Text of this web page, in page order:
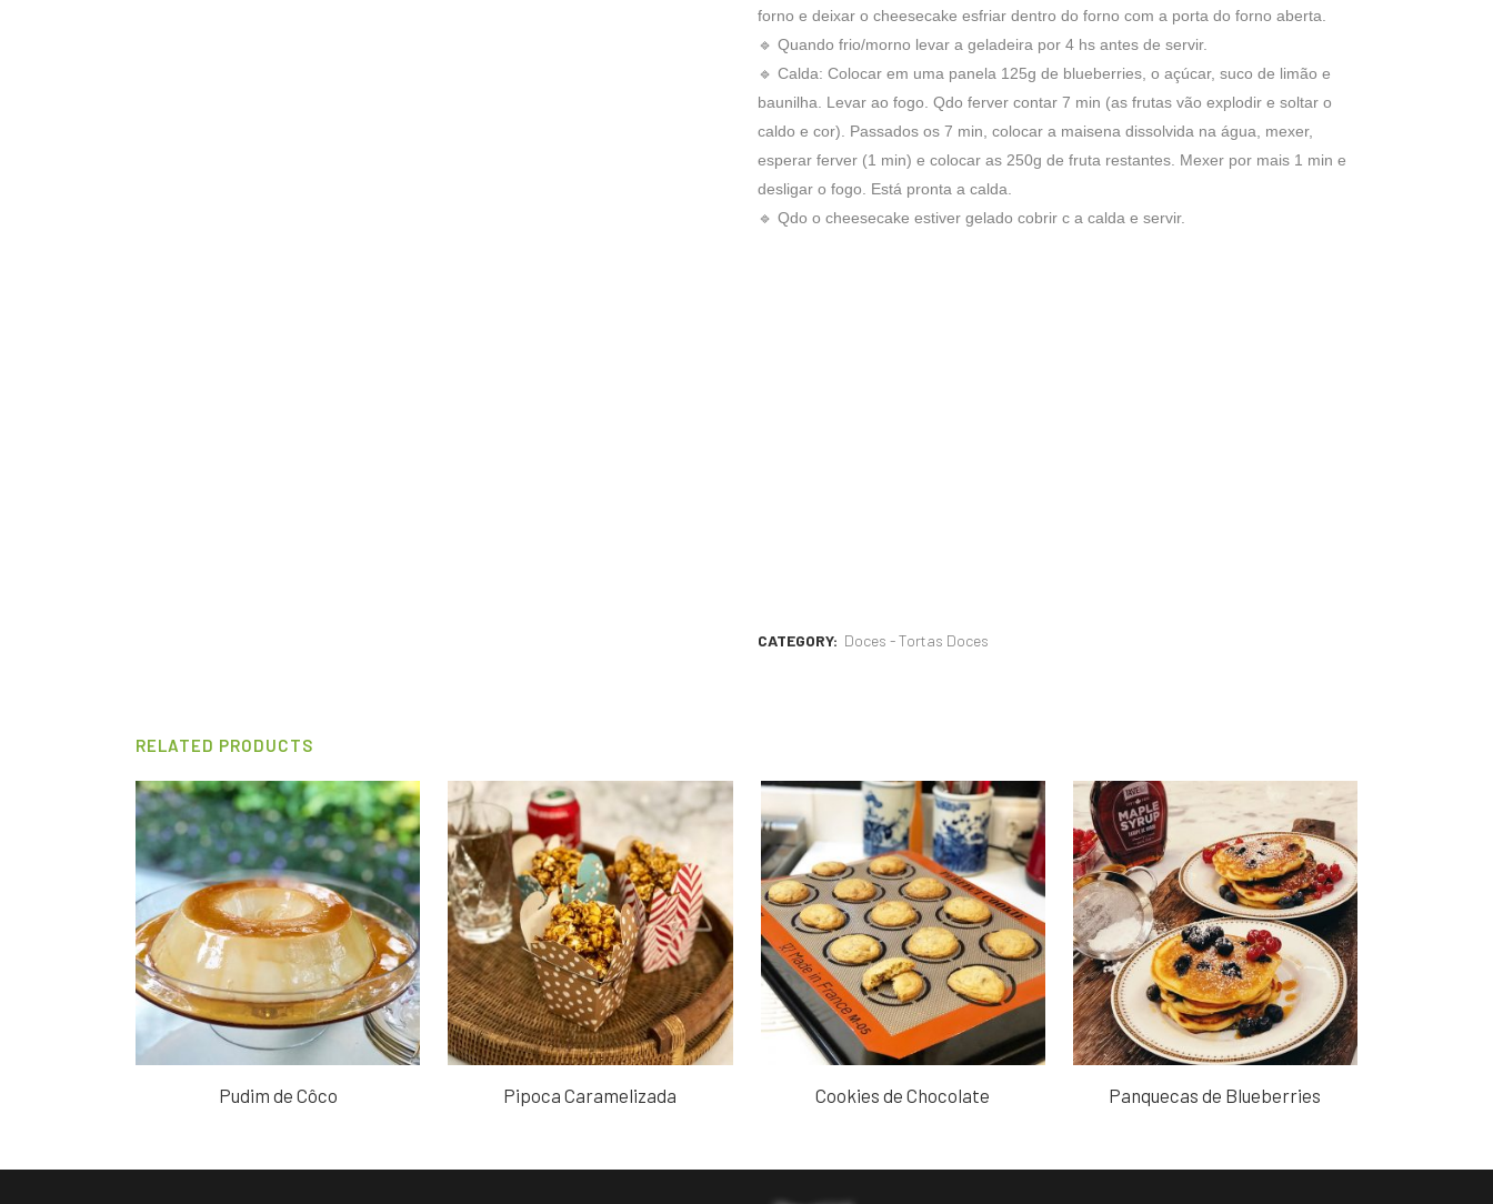
forno e deixar o cheesecake esfriar dentro do forno com a porta do forno aberta.
🔹 Quando frio/morno levar a geladeira por 4 hs antes de servir.
🔹 Calda: Colocar em uma panela 125g de blueberries, o açúcar, suco de limão e
baunilha. Levar ao fogo. Qdo ferver contar 7 min (as frutas vão explodir e soltar o
caldo e cor). Passados os 7 min, colocar a maisena dissolvida na água, mexer,
esperar ferver (1 min) e colocar as 250g de fruta restantes. Mexer por mais 1 min e
desligar o fogo. Está pronta a calda.
🔹 Qdo o cheesecake estiver gelado cobrir c a calda e servir.
CATEGORY: Doces - Tortas Doces
RELATED PRODUCTS
Pudim de Côco Pipoca Caramelizada Cookies de Chocolate Panquecas de Blueberries